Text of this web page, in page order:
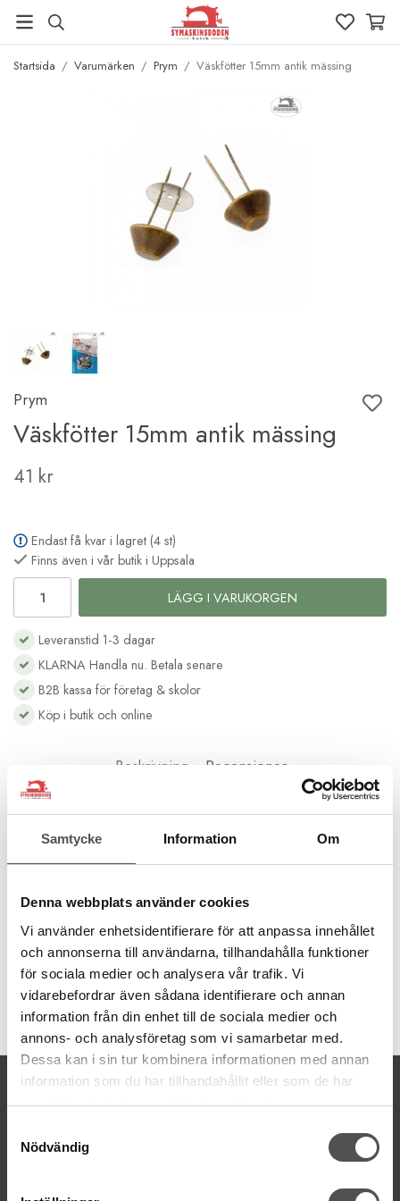
Samtycke Information Om
Denna webbplats använder cookies
Vi använder enhetsidentifierare för att anpassa innehållet
och annonserna till användarna, tillhandahålla funktioner
för sociala medier och analysera vår trafik. Vi
vidarebefordrar även sådana identifierare och annan
information från din enhet till de sociala medier och
annons- och analysföretag som vi samarbetar med.
Dessa kan i sin tur kombinera informationen med annan
information som du har tillhandahållit eller som de har
samlat in när du har använt deras tjänster.
Nödvändig
Startsida / Varumärken / Prym / Väskfötter 15mm antik mässing
Prym
Väskfötter 15mm antik mässing
41 kr
Endast få kvar i lagret (4 st)
Finns även i vår butik i Uppsala
LÄGG I VARUKORGEN
Leveranstid 1-3 dagar
KLARNA Handla nu. Betala senare
B2B kassa för företag & skolor
Köp i butik och online
Beskrivning Recensioner
4 stycken väskfötter i antik mässing
Perfekt när du vill skydda väskans undersida. Väskan står
stadigare med väskfötter.
Passar bäst för väskor med en stadig botten.
Storlek: 15 mm
Artikelnummer:
615901
KONTAKTA OSS
kontakt@symaskinsboden.se
Tel. 018-150525
BESÖK OSS